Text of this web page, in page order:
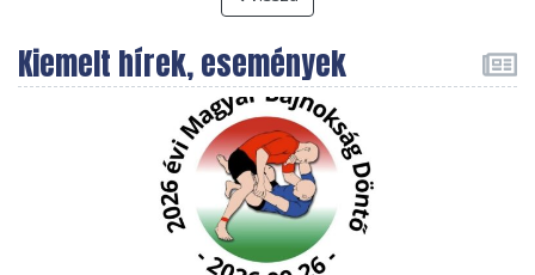
Kiemelt hírek, események